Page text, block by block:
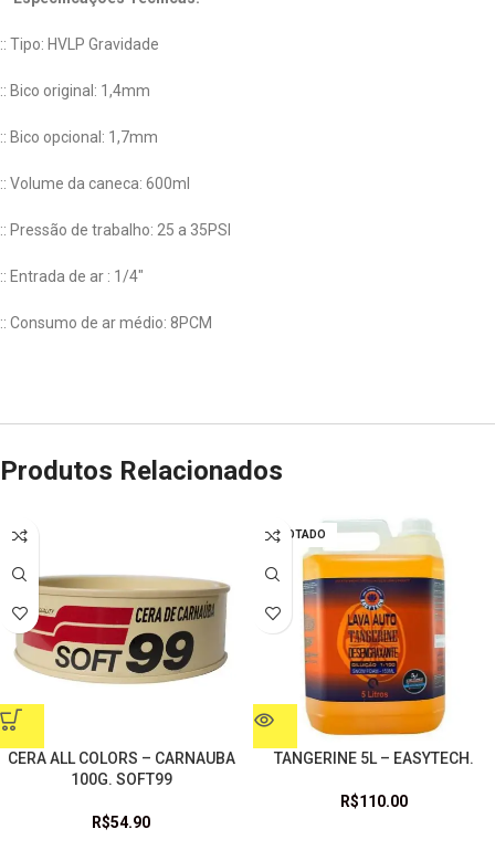
:: Tipo: HVLP Gravidade
:: Bico original: 1,4mm
:: Bico opcional: 1,7mm
:: Volume da caneca: 600ml
:: Pressão de trabalho: 25 a 35PSI
:: Entrada de ar : 1/4″
:: Consumo de ar médio: 8PCM
Produtos Relacionados
CERA ALL COLORS – CARNAUBA
100G. SOFT99
R$54.90
ESGOTADO
TANGERINE 5L – EASYTECH.
R$110.00